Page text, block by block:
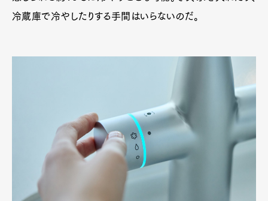
冷蔵庫で冷やしたりする手間はいらないのだ。